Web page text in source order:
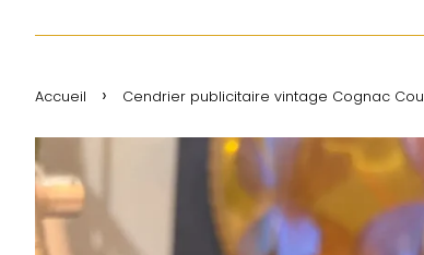
Accueil › Cendrier publicitaire vintage Cognac